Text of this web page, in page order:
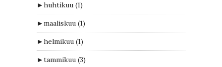
►huhtikuu (1)
►maaliskuu (1)
►helmikuu (1)
►tammikuu (3)